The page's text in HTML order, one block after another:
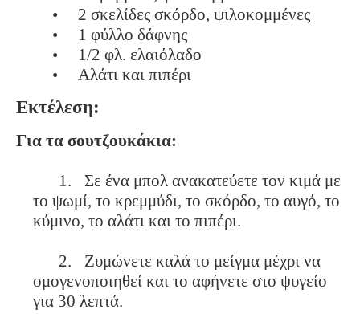
•
2 σκελίδες σκόρδο, ψιλοκομμένες
•
1 φύλλο δάφνης
•
1/2 φλ. ελαιόλαδο
•
Αλάτι και πιπέρι
Εκτέλεση:
Για τα σουτζουκάκια:
1.
Σε ένα μπολ ανακατεύετε τον κιμά με
το ψωμί, το κρεμμύδι, το σκόρδο, το αυγό, το
κύμινο, το αλάτι και το πιπέρι.
2.
Ζυμώνετε καλά το μείγμα μέχρι να
ομογενοποιηθεί και το αφήνετε στο ψυγείο
για 30 λεπτά.